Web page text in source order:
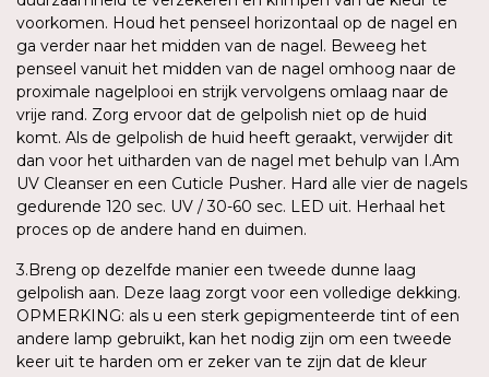
voorkomen. Houd het penseel horizontaal op de nagel en
ga verder naar het midden van de nagel. Beweeg het
penseel vanuit het midden van de nagel omhoog naar de
proximale nagelplooi en strijk vervolgens omlaag naar de
vrije rand. Zorg ervoor dat de gelpolish niet op de huid
komt. Als de gelpolish de huid heeft geraakt, verwijder dit
dan voor het uitharden van de nagel met behulp van I.Am
UV Cleanser en een Cuticle Pusher. Hard alle vier de nagels
gedurende 120 sec. UV / 30-60 sec. LED uit. Herhaal het
proces op de andere hand en duimen.
3.Breng op dezelfde manier een tweede dunne laag
gelpolish aan. Deze laag zorgt voor een volledige dekking.
OPMERKING: als u een sterk gepigmenteerde tint of een
andere lamp gebruikt, kan het nodig zijn om een tweede
keer uit te harden om er zeker van te zijn dat de kleur